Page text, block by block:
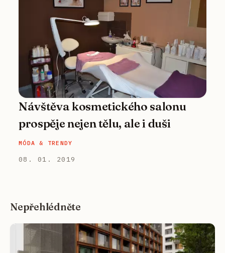
Návštěva kosmetického salonu
prospěje nejen tělu, ale i duši
MÓDA & TRENDY
08. 01. 2019
Nepřehlédněte